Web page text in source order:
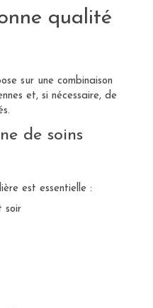
qualité
sur une combinaison
et, si nécessaire, de
de soins
est essentielle :
soir